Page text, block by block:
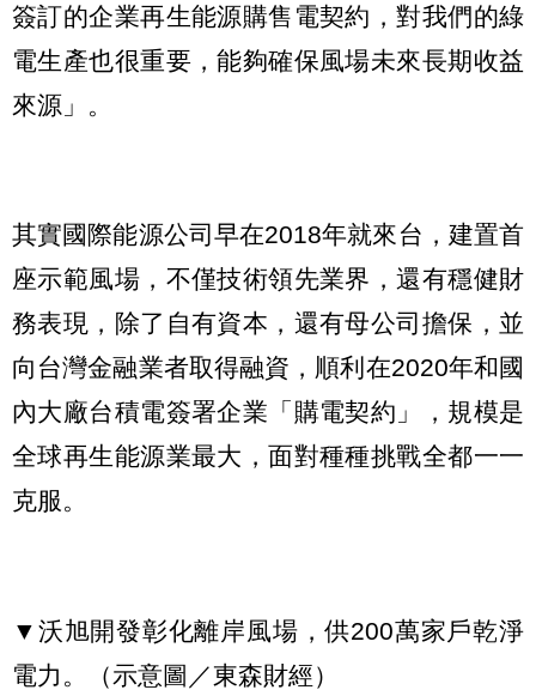
簽訂的企業再生能源購售電契約，對我們的綠
電生產也很重要，能夠確保風場未來長期收益
來源」。
其實國際能源公司早在2018年就來台，建置首
座示範風場，不僅技術領先業界，還有穩健財
務表現，除了自有資本，還有母公司擔保，並
向台灣金融業者取得融資，順利在2020年和國
內大廠台積電簽署企業「購電契約」，規模是
全球再生能源業最大，面對種種挑戰全都一一
克服。
▼沃旭開發彰化離岸風場，供200萬家戶乾淨
電力。（示意圖／東森財經）